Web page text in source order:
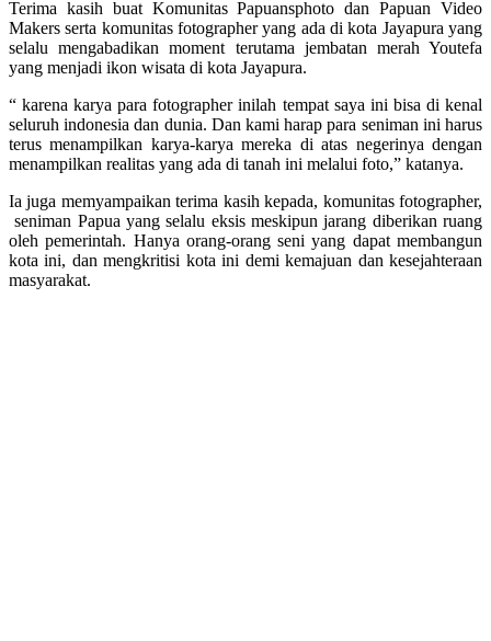
Terima kasih buat Komunitas Papuansphoto dan Papuan Video
Makers serta komunitas fotographer yang ada di kota Jayapura yang
selalu mengabadikan moment terutama jembatan merah Youtefa
yang menjadi ikon wisata di kota Jayapura.
“ karena karya para fotographer inilah tempat saya ini bisa di kenal
seluruh indonesia dan dunia. Dan kami harap para seniman ini harus
terus menampilkan karya-karya mereka di atas negerinya dengan
menampilkan realitas yang ada di tanah ini melalui foto,” katanya.
Ia juga memyampaikan terima kasih kepada, komunitas fotographer,
seniman Papua yang selalu eksis meskipun jarang diberikan ruang
oleh pemerintah. Hanya orang-orang seni yang dapat membangun
kota ini, dan mengkritisi kota ini demi kemajuan dan kesejahteraan
masyarakat.